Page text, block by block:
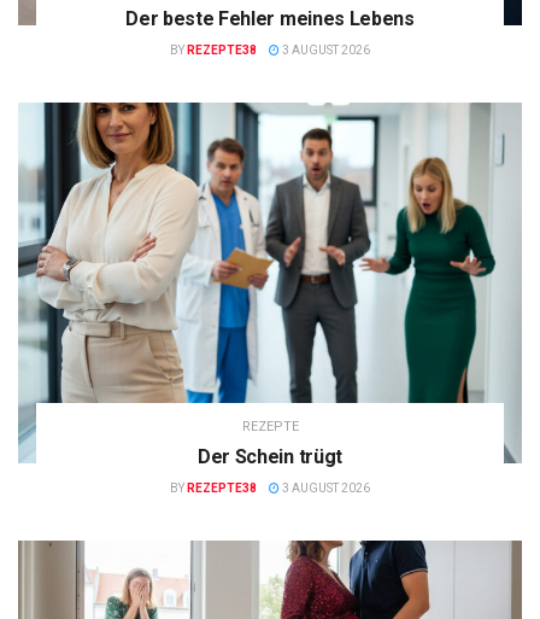
Der beste Fehler meines Lebens
BY REZEPTE38 3 AUGUST 2026
REZEPTE
Der Schein trügt
BY REZEPTE38 3 AUGUST 2026